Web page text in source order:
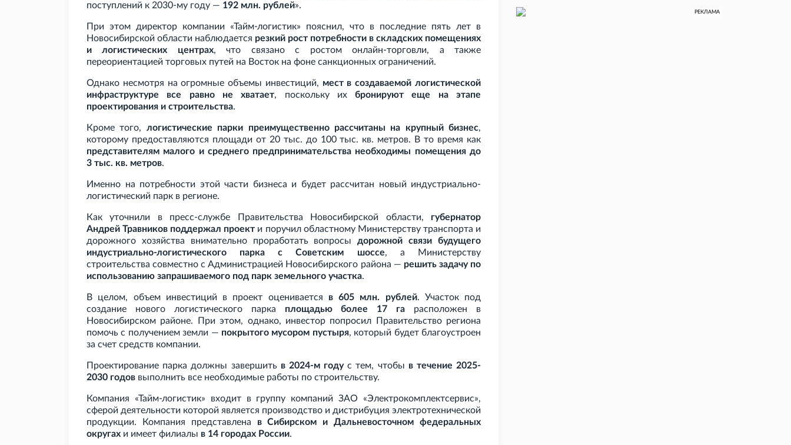
поступлений к 2030-му году — 192 млн. рублей».
При этом директор компании «Тайм-логистик» пояснил, что в последние пять лет в
Новосибирской области наблюдается резкий рост потребности в складских помещениях
и логистических центрах, что связано с ростом онлайн-торговли, а также
переориентацией торговых путей на Восток на фоне санкционных ограничений.
Однако несмотря на огромные объемы инвестиций, мест в создаваемой логистической
инфраструктуре все равно не хватает, поскольку ихбронируют еще на этапе
проектирования и строительства.
Кроме того, логистические парки преимущественно рассчитаны на крупный бизнес,
которому предоставляются площади от 20 тыс. до 100 тыс. кв. метров. В то время как
представителям малого и среднего предпринимательства необходимы помещения до
3 тыс. кв. метров.
Именно на потребности этой части бизнеса и будет рассчитан новый индустриально-
логистический парк в регионе.
Как уточнили в пресс-службе Правительства Новосибирской области, губернатор
Андрей Травников поддержал проект и поручил областному Министерству транспорта и
дорожного хозяйства внимательно проработать вопросыдорожной связи будущего
индустриально-логистического парка с Советским шоссе, а Министерству
строительства совместно с Администрацией Новосибирского района — решить задачу по
использованию запрашиваемого под парк земельного участка.
В целом, объем инвестиций в проект оценивается в 605 млн. рублей. Участок под
создание нового логистического парка площадью более 17 га расположен в
Новосибирском районе. При этом, однако, инвестор попросил Правительство региона
помочь с получением земли — покрытого мусором пустыря, который будет благоустроен
за счет средств компании.
Проектирование парка должны завершить в 2024-м годус тем, чтобы в течение 2025-
2030 годов выполнить все необходимые работы по строительству.
Компания «Тайм-логистик» входит в группу компаний ЗАО «Электрокомплектсервис»,
сферой деятельности которой является производство и дистрибуция электротехнической
продукции. Компания представлена в Сибирском и Дальневосточном федеральных
округах и имеет филиалы в 14 городах России.
РЕКЛАМА